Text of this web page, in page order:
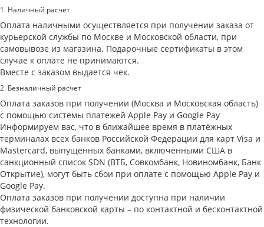
1. Наличный расчет
Оплата наличными осуществляется при получении заказа от
курьерской службы по Москве и Московской области, при
самовывозе из магазина. Подарочные сертификаты в этом
случае к оплате не принимаются.
Вместе с заказом выдается чек.
2. Безналичный расчет
Оплата заказов при получении (Москва и Московская область)
с помощью системы платежей Apple Pay и Google Pay
Информируем вас, что в ближайшее время в платёжных
терминалах всех банков Российской Федерации для карт Visa и
Masterсard, выпущенных банками, включёнными США в
санкционный список SDN (ВТБ, Совкомбанк, Новиномбанк, Банк
Открытие), могут быть сбои при оплате с помощью Apple Pay и
Google Pay.
Оплата заказов при получении доступна при наличии
физической банковской карты – по контактной и бесконтактной
технологии.